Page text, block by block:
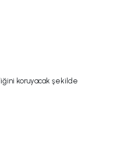
koruyacak şekilde